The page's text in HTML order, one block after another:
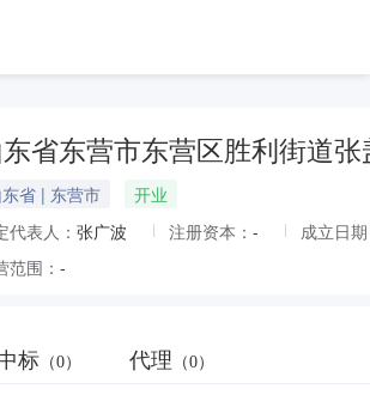
省东营市东营区胜利街道
省 | 东营市
开业
代表人： 张广波 注册资本： -
成立日
范围： -
标 （0） 代理 （0）